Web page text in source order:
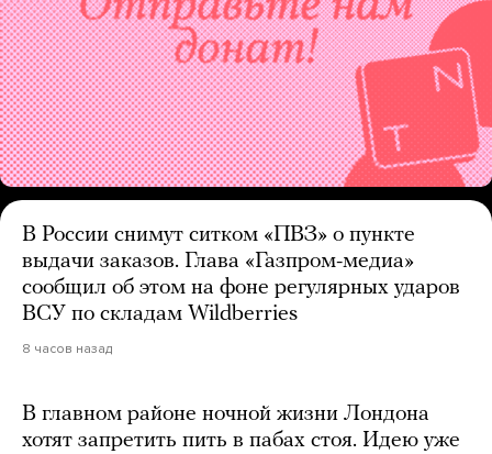
В России снимут ситком «ПВЗ» о пункте
выдачи заказов. Глава «Газпром-медиа»
сообщил об этом на фоне регулярных ударов
ВСУ по складам Wildberries
8 часов назад
В главном районе ночной жизни Лондона
хотят запретить пить в пабах стоя. Идею уже